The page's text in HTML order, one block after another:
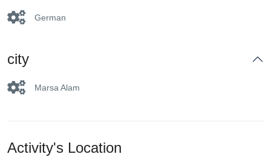
German
city
Marsa Alam
Activity's Location